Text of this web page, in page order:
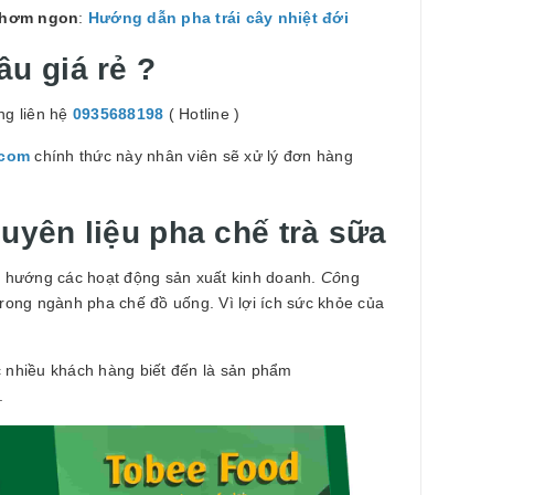
ngon: Hướng dẫn pha trái cây nhiệt đới
giá rẻ ?
liên hệ 0935688198 ( Hotline )
chính thức này nhân viên sẽ xử lý đơn hàng
liệu pha chế trà sữa
các hoạt động sản xuất kinh doanh. Công
ngành pha chế đồ uống. Vì lợi ích sức khỏe của
khách hàng biết đến là sản phẩm